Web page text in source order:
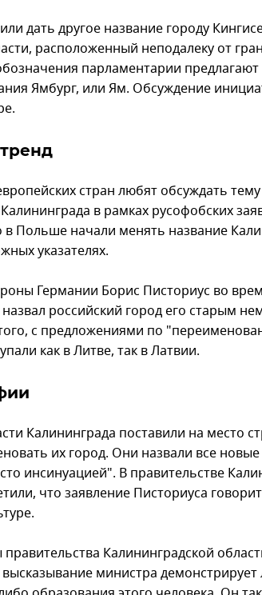
дать другое название городу
расположенный неподалеку от
парламентарии
Ямбург, или Ям. Обсуждение
стран любят обсуждать тему
в рамках русофобских
в Польше начали менять название
указателях.
Германии Борис Писториус во
российский город его старым
с предложениями по
как в Литве, так в Латвии.
Калининграда поставили на место
их город. Они назвали все новые
инсинуацией". В правительстве
что заявление Писториуса
правительства Калининградской
министра демонстрирует